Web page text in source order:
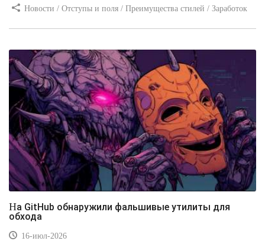
Новости / Отступы и поля / Преимущества стилей / Заработок
На GitHub обнаружили фальшивые утилиты для
обхода
16-июл-2026